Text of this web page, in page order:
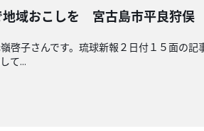
地域おこしを 宮古島市平良狩俣
啓子さんです。琉球新報２日付１５面の
て...